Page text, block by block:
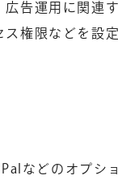
広告運用に関連
ス権限などを設
などのオプシ